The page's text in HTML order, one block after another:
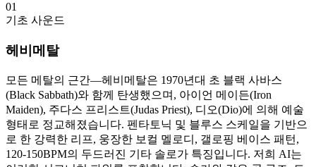
01
기초 사운드
헤비메탈
모든 메탈의 근간—헤비메탈은 1970년대 초 블랙 사바스
(Black Sabbath)와 함께 탄생했으며, 아이언 메이든(Iron
Maiden), 주다스 프리스트(Judas Priest), 디오(Dio)에 의해 예술
형태로 정교해졌습니다. 펜타토닉 및 블루스 스케일을 기반으
로 한 강력한 리프, 웅장한 보컬 멜로디, 갤로핑 베이스 패턴,
120-150BPM의 두드러진 기타 솔로가 특징입니다. 저희 AI는